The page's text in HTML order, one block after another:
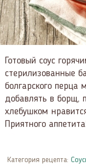
Готовый соус
стерилизованные
болгарского перца
добавлять в борщ,
хлебушком
Приятного
Категория рецепта: